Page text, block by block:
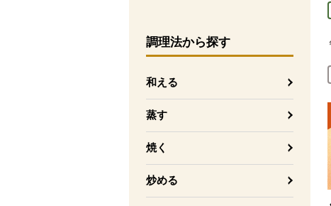
調理法から探す
和える
蒸す
焼く
炒める